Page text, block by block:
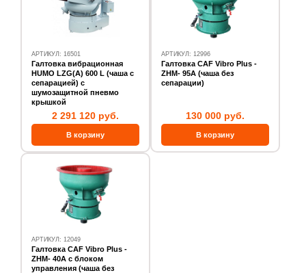
АРТИКУЛ: 16501
Галтовка вибрационная
HUMO LZG(А) 600 L (чаша с
сепарацией) с
шумозащитной пневмо
крышкой
2 291 120 руб.
АРТИКУЛ: 12996
Галтовка CAF Vibro Plus -
ZHM- 95А (чаша без
сепарации)
130 000 руб.
АРТИКУЛ: 12049
Галтовка CAF Vibro Plus -
ZHM- 40А с блоком
управления (чаша без